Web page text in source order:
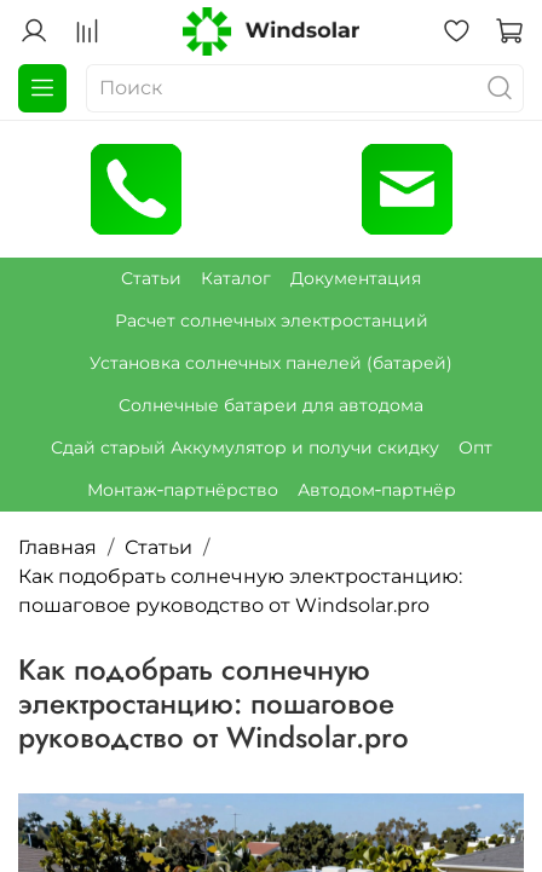
Статьи Каталог
Документация
Расчет солнечных электростанций
Установка солнечных панелей (батарей)
Солнечные батареи для автодома
Сдай старый Аккумулятор и получи скидку
Опт
Монтаж‑партнёрство
Автодом‑партнёр
Главная
Статьи
Как подобрать солнечную электростанцию:
пошаговое руководство от Windsolar.pro
Как подобрать солнечную
электростанцию: пошаговое
руководство от Windsolar.pro